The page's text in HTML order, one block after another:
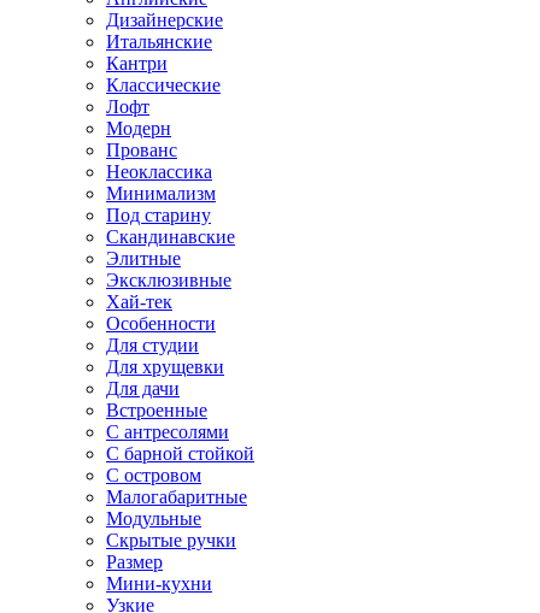
Дизайнерские
Итальянские
Кантри
Классические
Лофт
Модерн
Прованс
Неоклассика
Минимализм
Под старину
Скандинавские
Элитные
Эксклюзивные
Хай-тек
Особенности
Для студии
Для хрущевки
Для дачи
Встроенные
С антресолями
С барной стойкой
С островом
Малогабаритные
Модульные
Скрытые ручки
Размер
Мини-кухни
Узкие